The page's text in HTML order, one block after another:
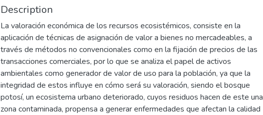
Description
La valoración económica de los recursos ecosistémicos, consiste en la
aplicación de técnicas de asignación de valor a bienes no mercadeables, a
través de métodos no convencionales como en la fijación de precios de las
transacciones comerciales, por lo que se analiza el papel de activos
ambientales como generador de valor de uso para la población, ya que la
integridad de estos influye en cómo será su valoración, siendo el bosque
potosí, un ecosistema urbano deteriorado, cuyos residuos hacen de este una
zona contaminada, propensa a generar enfermedades que afectan la calidad